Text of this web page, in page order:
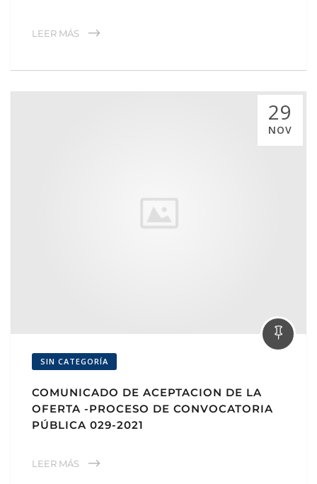
LEER MÁS
29
NOV
SIN CATEGORÍA
COMUNICADO DE ACEPTACION DE LA
OFERTA -PROCESO DE CONVOCATORIA
PÚBLICA 029-2021
LEER MÁS